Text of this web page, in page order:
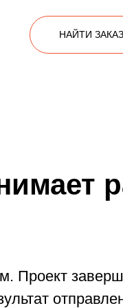
НАЙТИ ЗАКАЗ
Проект